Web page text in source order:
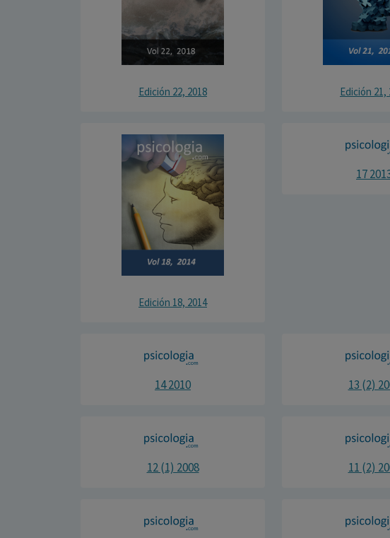
Edición 22, 2018 Edición 21,
Edición 18, 2014
17
14 2010 13 (2)
12 (1) 2008 11 (2)